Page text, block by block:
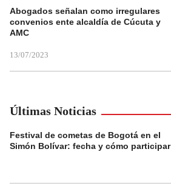
Abogados señalan como irregulares
convenios ente alcaldía de Cúcuta y
AMC
13/07/2023
Últimas Noticias
Festival de cometas de Bogotá en el
Simón Bolívar: fecha y cómo participar